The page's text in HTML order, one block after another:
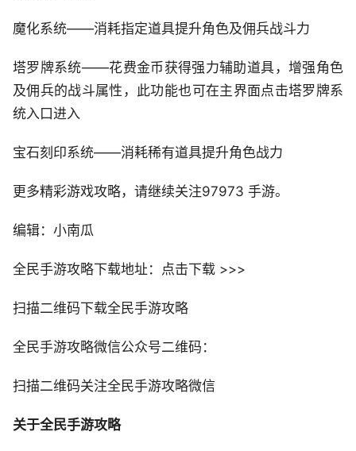
魔化系统——消耗指定道具提升角色及佣兵战斗力
塔罗牌系统——花费金币获得强力辅助道具，增强角色
及佣兵的战斗属性，此功能也可在主界面点击塔罗牌系
统入口进入
宝石刻印系统——消耗稀有道具提升角色战力
更多精彩游戏攻略，请继续关注97973 手游。
编辑：小南瓜
全民手游攻略下载地址：点击下载 >>>
扫描二维码下载全民手游攻略
全民手游攻略微信公众号二维码：
扫描二维码关注全民手游攻略微信
关于全民手游攻略